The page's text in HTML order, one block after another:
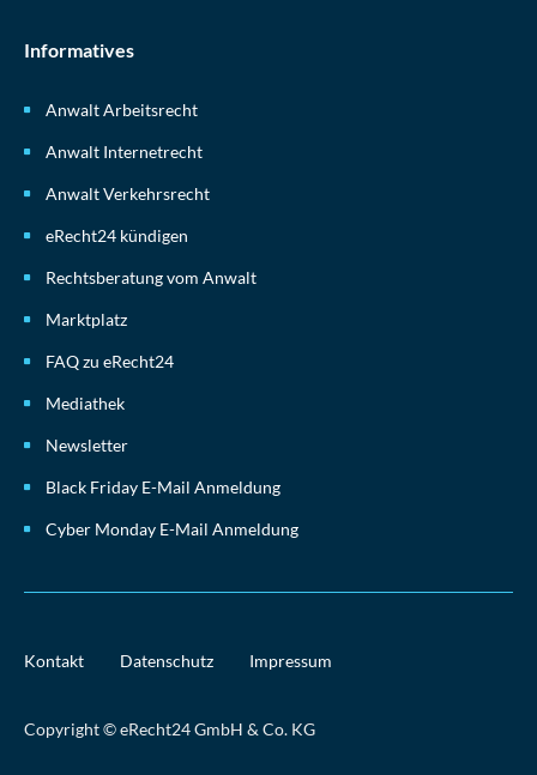
Informatives
Anwalt Arbeitsrecht
Anwalt Internetrecht
Anwalt Verkehrsrecht
eRecht24 kündigen
Rechtsberatung vom Anwalt
Marktplatz
FAQ zu eRecht24
Mediathek
Newsletter
Black Friday E-Mail Anmeldung
Cyber Monday E-Mail Anmeldung
Kontakt Datenschutz Impressum
Copyright © eRecht24 GmbH & Co. KG